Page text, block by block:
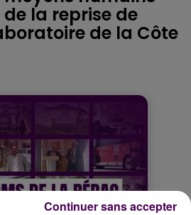
la reprise de
de la Côte
Continuer sans accepter